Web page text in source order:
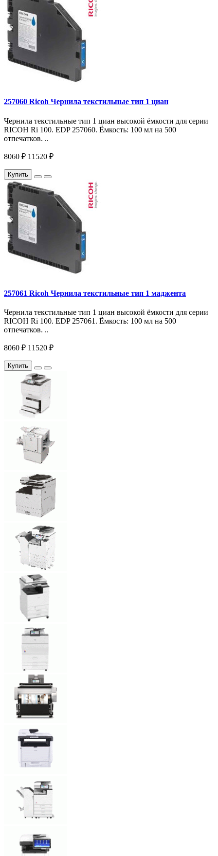
257060 Ricoh Чернила текстильные тип 1 циан
Чернила текстильные тип 1 циан высокой ёмкости для серии
RICOH Ri 100. EDP 257060. Ёмкость: 100 мл на 500
отпечатков. ..
8060 ₽ 11520 ₽
Купить
257061 Ricoh Чернила текстильные тип 1 маджента
Чернила текстильные тип 1 циан высокой ёмкости для серии
RICOH Ri 100. EDP 257061. Ёмкость: 100 мл на 500
отпечатков. ..
8060 ₽ 11520 ₽
Купить